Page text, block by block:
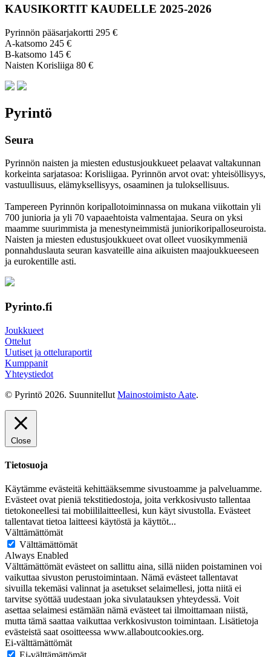
KAUSIKORTIT KAUDELLE 2025-2026
Pyrinnön pääsarjakortti 295 €
A-katsomo 245 €
B-katsomo 145 €
Naisten Korisliiga 80 €
Pyrintö
Seura
Pyrinnön naisten ja miesten edustusjoukkueet pelaavat valtakunnan
korkeinta sarjatasoa: Korisliigaa. Pyrinnön arvot ovat: yhteisöl­lisyys,
vastuul­lisuus, elämyk­sellisyys, osaaminen ja tulok­sellisuus.
Tampereen Pyrinnön kori­pallo­toimin­nassa on mukana viikottain yli
700 junioria ja yli 70 vapaa­ehtoista valmen­tajaa. Seura on yksi
maamme suurim­mista ja menes­tyneim­mistä juni­ori­kori­pallo­seuroista.
Naisten ja miesten edustus­joukkueet ovat olleet vuosi­kymmeniä
ponnahdus­lauta seuran kasvateille aina aikuisten maa­joukkueeseen
ja euro­kentille asti.
Pyrinto.fi
Joukkueet
Ottelut
Uutiset ja otteluraportit
Kumppanit
Yhteystiedot
© Pyrintö 2026. Suunnitellut Mainostoimisto Aate.
Close
Tietosuoja
Käytämme evästeitä kehittääksemme sivustoamme ja palveluamme.
Evästeet ovat pieniä tekstitiedostoja, joita verkkosivusto tallentaa
tietokoneellesi tai mobiililaitteellesi, kun käyt sivustolla. Evästeet
tallentavat tietoa laitteesi käytöstä ja käyttöt...
Välttämättömät
Välttämättömät
Always Enabled
Välttämättömät evästeet on sallittu aina, sillä niiden poistaminen voi
vaikuttaa sivuston perustoimintaan. Nämä evästeet tallentavat
sivuilla tekemäsi valinnat ja asetukset selaimellesi, jotta niitä ei
tarvitse syöttää uudestaan joka sivulatauksen yhteydessä. Voit
asettaa selaimesi estämään nämä evästeet tai ilmoittamaan niistä,
mutta tämä saattaa vaikuttaa verkkosivuston toimintaan. Lisätietoja
evästeistä saat osoitteessa www.allaboutcookies.org.
Ei-välttämättömät